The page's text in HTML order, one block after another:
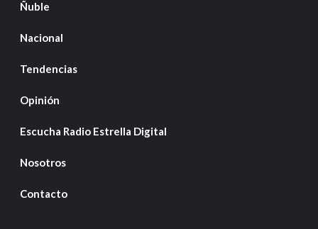
Ñuble
Nacional
Tendencias
Opinión
Escucha Radio Estrella Digital
Nosotros
Contacto